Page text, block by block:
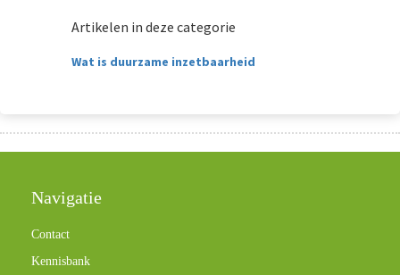
Artikelen in deze categorie
Wat is duurzame inzetbaarheid
Navigatie
Contact
Kennisbank